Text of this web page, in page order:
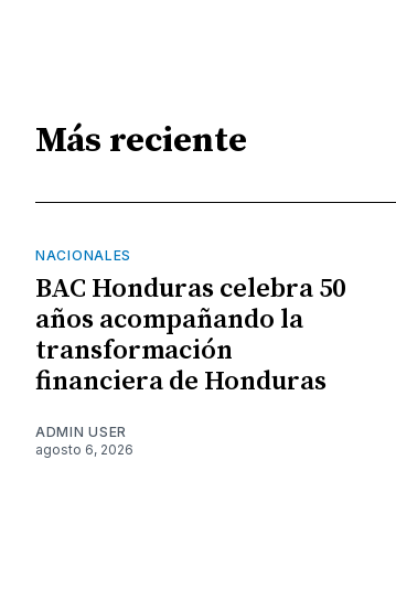
Más reciente
NACIONALES
BAC Honduras celebra 50
años acompañando la
transformación
financiera de Honduras
ADMIN USER
agosto 6, 2026